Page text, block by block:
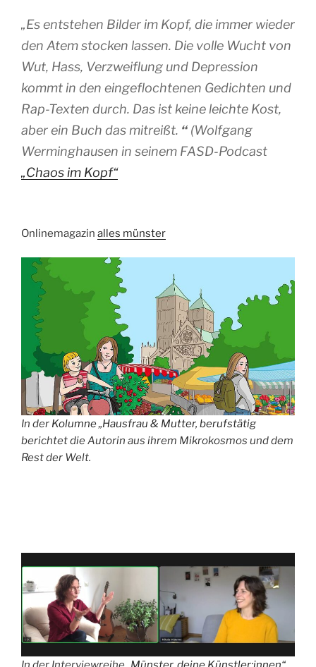
„Es entstehen Bilder im Kopf, die immer wieder
den Atem stocken lassen. Die volle Wucht von
Wut, Hass, Verzweiflung und Depression
kommt in den eingeflochtenen Gedichten und
Rap-Texten durch. Das ist keine leichte Kost,
aber ein Buch das mitreißt. “ (Wolfgang
Werminghausen in seinem FASD-Podcast
„Chaos im Kopf“
Onlinemagazin alles münster
In der Kolumne „Hausfrau & Mutter, berufstätig
berichtet die Autorin aus ihrem Mikrokosmos und dem
Rest der Welt.